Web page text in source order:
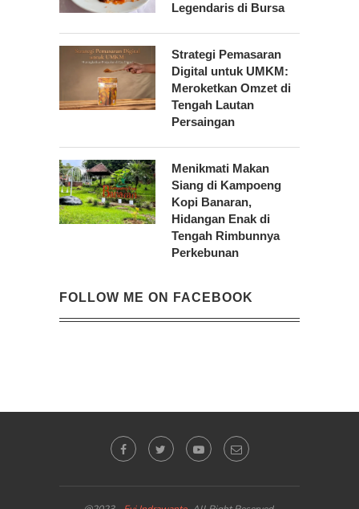
Legendaris di Bursa
Strategi Pemasaran
Digital untuk UMKM:
Meroketkan Omzet di
Tengah Lautan
Persaingan
Menikmati Makan
Siang di Kampoeng
Kopi Banaran,
Hidangan Enak di
Tengah Rimbunnya
Perkebunan
FOLLOW ME ON FACEBOOK